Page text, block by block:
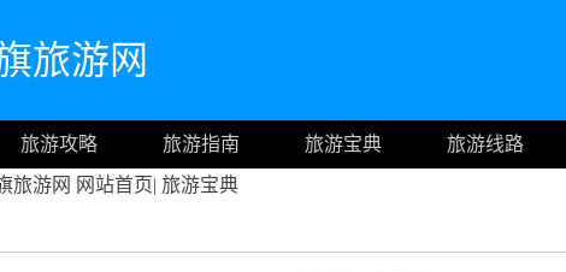
旅游网
旅游攻略 旅游指南 旅游宝典 旅游线路
旅游网 网站首页| 旅游宝典